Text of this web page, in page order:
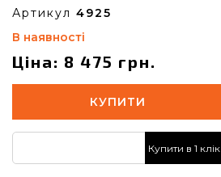
Артикул 4925
В наявності
Ціна: 8 475 грн.
КУПИТИ
Купити в 1 клік